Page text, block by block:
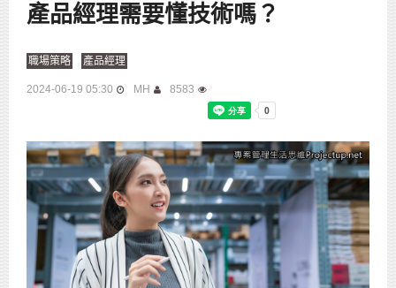
產品經理需要懂技術嗎？
職場策略 產品經理
2024-06-19 05:30 MH 8583